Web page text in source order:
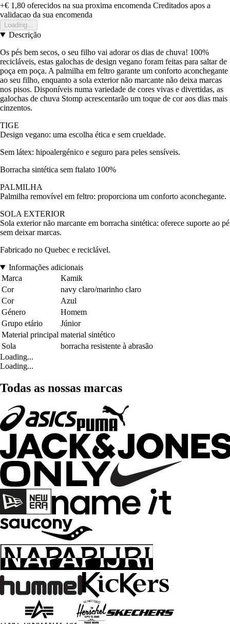
+€ 1,80 oferecidos na sua proxima encomenda Creditados apos a
validacao da sua encomenda
Loading...
Descrição
Os pés bem secos, o seu filho vai adorar os dias de chuva! 100%
recicláveis, estas galochas de design vegano foram feitas para saltar de
poça em poça. A palmilha em feltro garante um conforto aconchegante
ao seu filho, enquanto a sola exterior não marcante não deixa marcas
nos pisos. Disponíveis numa variedade de cores vivas e divertidas, as
galochas de chuva Stomp acrescentarão um toque de cor aos dias mais
cinzentos.
TIGE
Design vegano: uma escolha ética e sem crueldade.
Sem látex: hipoalergénico e seguro para peles sensíveis.
Borracha sintética sem ftalato 100%
PALMILHA
Palmilha removível em feltro: proporciona um conforto aconchegante.
SOLA EXTERIOR
Sola exterior não marcante em borracha sintética: oferece suporte ao pé
sem deixar marcas.
Fabricado no Quebec e reciclável.
Informações adicionais
Marca
Kamik
Cor
navy claro/marinho claro
Cor
Azul
Género
Homem
Grupo etário
Júnior
Material principal material sintético
Sola
borracha resistente à abrasão
Loading...
Loading...
Todas as nossas marcas